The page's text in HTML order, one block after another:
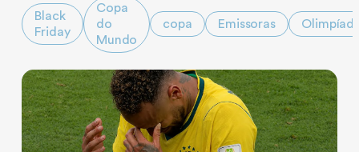
Black
Friday
Copa
do
Mundo
copa Emissoras